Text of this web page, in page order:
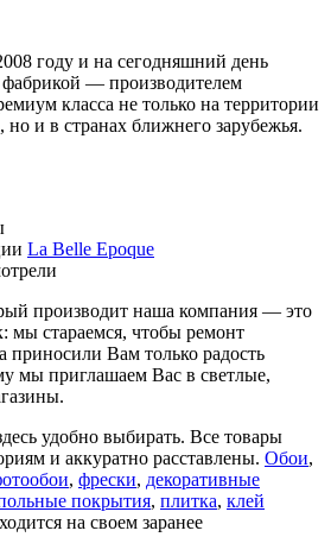
году и на сегодняшний день
фабрикой — производителем
класса не только на территории
и в странах ближнего зарубежья.
La Belle Epoque
производит наша компания — это
мы стараемся, чтобы ремонт
приносили Вам только радость
мы приглашаем Вас в светлые,
удобно выбирать. Все товары
и аккуратно расставлены. Обои,
, фрески, декоративные
покрытия, плитка, клей
на своем заранее